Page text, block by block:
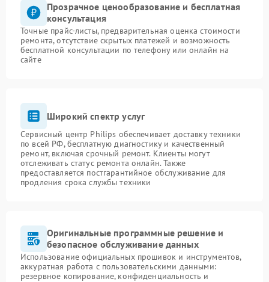
Прозрачное ценообразование и бесплатная
консультация
Точные прайс-листы, предварительная оценка стоимости
ремонта, отсутствие скрытых платежей и возможность
бесплатной консультации по телефону или онлайн на
сайте
Широкий спектр услуг
Сервисный центр Philips обеспечивает доставку техники
по всей РФ, бесплатную диагностику и качественный
ремонт, включая срочный ремонт. Клиенты могут
отслеживать статус ремонта онлайн. Также
предоставляется постгарантийное обслуживание для
продления срока службы техники
Оригинальные программные решение и
безопасное обслуживание данных
Использование официальных прошивок и инструментов,
аккуратная работа с пользовательскими данными:
резервное копирование, конфиденциальность и